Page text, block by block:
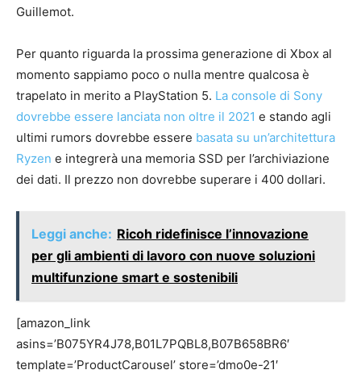
Guillemot.
Per quanto riguarda la prossima generazione di Xbox al
momento sappiamo poco o nulla mentre qualcosa è
trapelato in merito a PlayStation 5. La console di Sony
dovrebbe essere lanciata non oltre il 2021 e stando agli
ultimi rumors dovrebbe essere basata su un’architettura
Ryzen e integrerà una memoria SSD per l’archiviazione
dei dati. Il prezzo non dovrebbe superare i 400 dollari.
Leggi anche: Ricoh ridefinisce l’innovazione
per gli ambienti di lavoro con nuove soluzioni
multifunzione smart e sostenibili
[amazon_link
asins=’B075YR4J78,B01L7PQBL8,B07B658BR6′
template=’ProductCarousel’ store=’dmo0e-21′